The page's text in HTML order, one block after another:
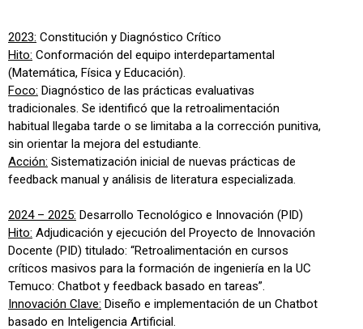
2023: Constitución y Diagnóstico Crítico
Hito: Conformación del equipo interdepartamental
(Matemática, Física y Educación).
Foco: Diagnóstico de las prácticas evaluativas
tradicionales. Se identificó que la retroalimentación
habitual llegaba tarde o se limitaba a la corrección punitiva,
sin orientar la mejora del estudiante.
Acción: Sistematización inicial de nuevas prácticas de
feedback manual y análisis de literatura especializada.
2024 – 2025: Desarrollo Tecnológico e Innovación (PID)
Hito: Adjudicación y ejecución del Proyecto de Innovación
Docente (PID) titulado: “Retroalimentación en cursos
críticos masivos para la formación de ingeniería en la UC
Temuco: Chatbot y feedback basado en tareas”.
Innovación Clave: Diseño e implementación de un Chatbot
basado en Inteligencia Artificial.